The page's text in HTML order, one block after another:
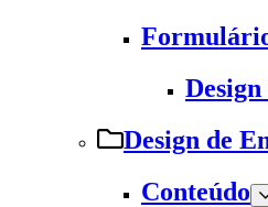
Design de
Conteúdo